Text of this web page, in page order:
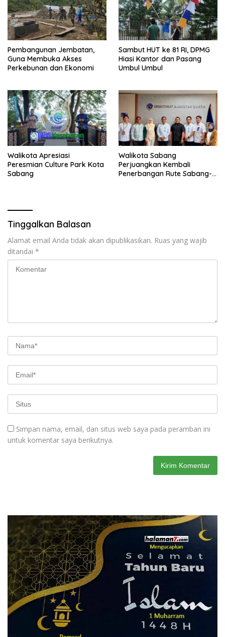
Pembangunan Jembatan,
Guna Membuka Akses
Perkebunan dan Ekonomi
Sambut HUT ke 81 RI, DPMG
Hiasi Kantor dan Pasang
Umbul Umbul
Walikota Apresiasi
Peresmian Culture Park Kota
Sabang
Walikota Sabang
Perjuangkan Kembali
Penerbangan Rute Sabang-
Tinggalkan Balasan
Alamat email Anda tidak akan dipublikasikan. Ruas yang wajib
ditandai *
Simpan nama, email, dan situs web saya pada peramban ini
untuk komentar saya berikutnya.